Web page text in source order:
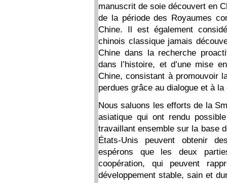
manuscrit de soie découvert en
de la période des Royaumes
Chine. Il est également
chinois classique jamais
Chine dans la recherche
dans l’histoire, et d’une mise
Chine, consistant à promouvoir
perdues grâce au dialogue et à la
Nous saluons les efforts de la
asiatique qui ont rendu
travaillant ensemble sur la base
États-Unis peuvent obtenir
espérons que les deux
coopération, qui peuvent
développement stable, sain et